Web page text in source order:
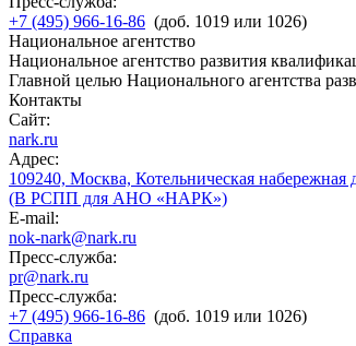
+7 (495) 966-16-86 (доб. 1019 или 1026)
Национальное агентство
Национальное агентство развития
Главной целью Национального агентства
Контакты
Сайт:
nark.ru
Адрес:
109240, Москва, Котельническая набережная
(В РСПП для АНО «НАРК»)
E-mail:
nok-nark@nark.ru
Пресс-служба:
pr@nark.ru
Пресс-служба:
+7 (495) 966-16-86 (доб. 1019 или 1026)
Справка